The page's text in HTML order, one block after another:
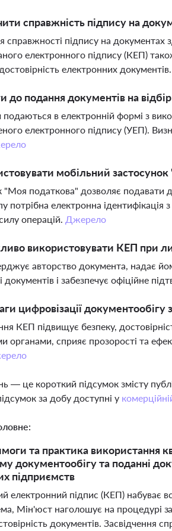
справжність підпису на
справжності підпису на
електронного підпису (КЕП)
електронних документів.
до подання документів на
в електронній формі з
електронного підпису (УЕП).
мобільний
"Моя податкова" дозволяє подавати
потрібна електронна
операцій. Джерело
використовувати КЕП при
авторство документа, надає
документів і забезпечує офіційне
цифровізації
КЕП підвищує безпеку,
органами, сприяє прозорості та
— це короткий підсумок змісту
за добу доступні у
та практика використання
документообігу та поданні
підприємств
електронний підпис (КЕП) набуває
Мін'юст наголошує на процедурі
документів. Засвідчення